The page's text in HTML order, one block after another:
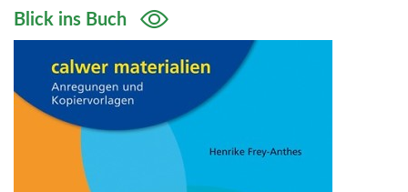
Blick ins Buch